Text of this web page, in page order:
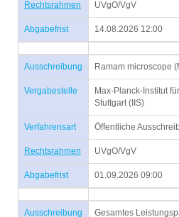
Rechtsrahmen UVgO/VgV
Abgabefrist 14.08.2026 12:00
Ausschreibung Ramam microscope
Vergabestelle
Max-Planck-Institut
Stuttgart (IIS)
Verfahrensart Öffentliche
Rechtsrahmen UVgO/VgV
Abgabefrist 01.09.2026 09:00
Ausschreibung Gesamtes